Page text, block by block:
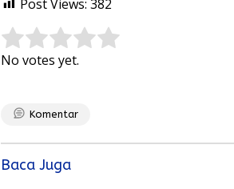
Post Views: 382
Rate this item:
No votes yet.
Komentar
Baca Juga